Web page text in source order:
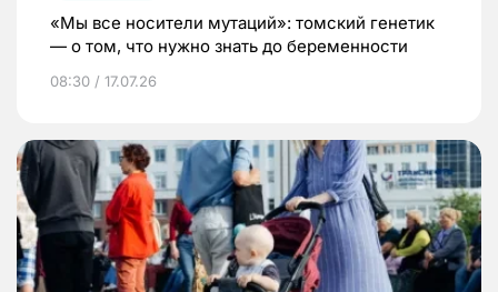
«Мы все носители мутаций»: томский генетик
— о том, что нужно знать до беременности
08:30 / 17.07.26